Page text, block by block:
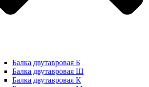
Балка двутавровая Б
Балка двутавровая Ш
Балка двутавровая К